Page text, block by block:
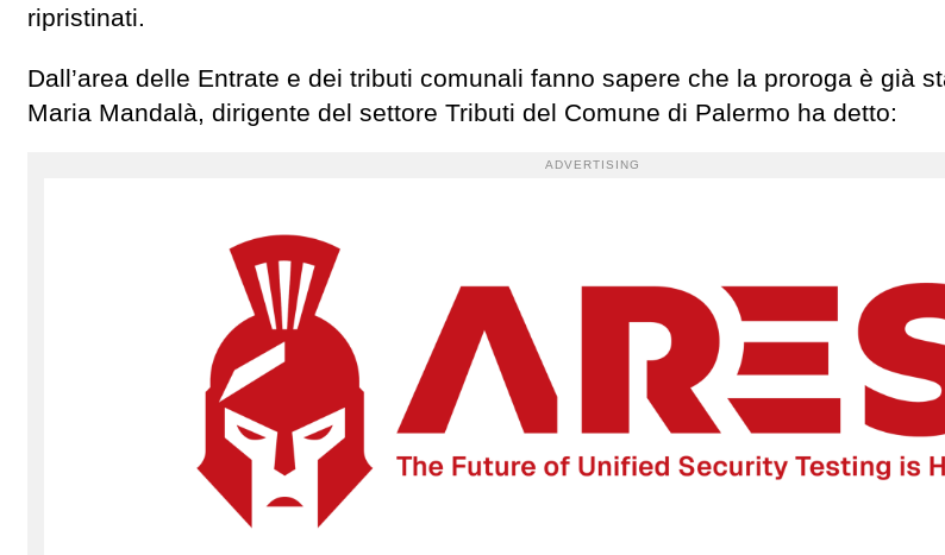
ripristinati.
Dall’area delle Entrate e dei tributi comunali fanno sapere che la proroga è già
Maria Mandalà, dirigente del settore Tributi del Comune di Palermo ha detto:
ADVERTISING